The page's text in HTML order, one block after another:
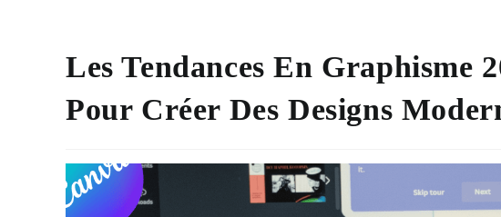
Les Tendances En Graphisme
Pour Créer Des Designs